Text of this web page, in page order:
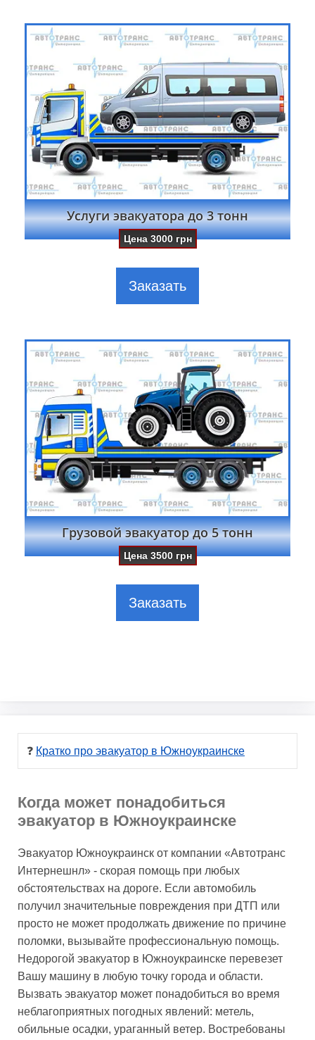
Услуги эвакуатора до 3 тонн
Цена3000 грн
Заказать
Грузовой эвакуатор до 5 тонн
Цена3500 грн
Заказать
❓ Кратко про эвакуатор в Южноукраинске
Когда может понадобиться
эвакуатор в Южноукраинске
Эвакуатор Южноукраинск от компании «Автотранс
Интернешнл» - скорая помощь при любых
обстоятельствах на дороге. Если автомобиль
получил значительные повреждения при ДТП или
просто не может продолжать движение по причине
поломки, вызывайте профессиональную помощь.
Недорогой эвакуатор в Южноукраинске перевезет
Вашу машину в любую точку города и области.
Вызвать эвакуатор может понадобиться во время
неблагоприятных погодных явлений: метель,
обильные осадки, ураганный ветер. Востребованы